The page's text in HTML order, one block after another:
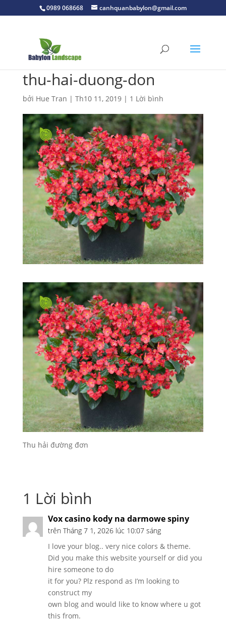
0989 068668 canhquanbabylon@gmail.com
thu-hai-duong-don
bởi Hue Tran | Th10 11, 2019| 1 Lời bình
Thu hải đường đơn
1 Lời bình
Vox casino kody na darmowe spiny
trên Tháng 7 1, 2026 lúc 10:07 sáng
I love your blog.. very nice colors & theme.
Did you make this website yourself or did you
hire someone to do
it for you? Plz respond as I’m looking to
construct my
own blog and would like to know where u got
this from.